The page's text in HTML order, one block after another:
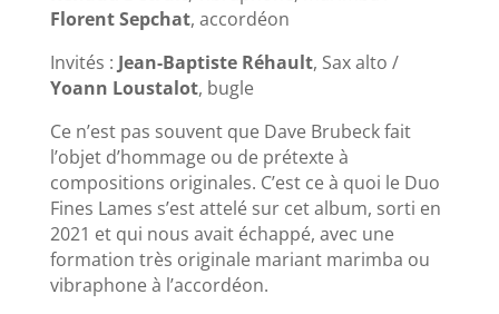
Florent Sepchat, accordéon
Invités : Jean-Baptiste Réhault, Sax alto /
Yoann Loustalot, bugle
Ce n’est pas souvent que Dave Brubeck fait
l’objet d’hommage ou de prétexte à
compositions originales. C’est ce à quoi le Duo
Fines Lames s’est attelé sur cet album, sorti en
2021 et qui nous avait échappé, avec une
formation très originale mariant marimba ou
vibraphone à l’accordéon.